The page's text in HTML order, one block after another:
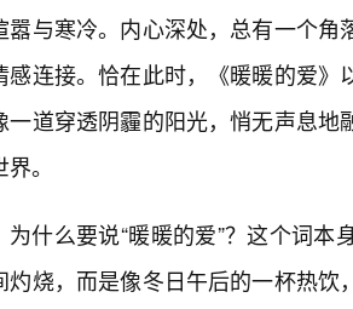
嚣与寒冷。内心深处，总有一个
感连接。恰在此时，《暖暖的爱
一道穿透阴霾的阳光，悄无声息
。
为什么要说“暖暖的爱”？这个词
灼烧，而是像冬日午后的一杯热